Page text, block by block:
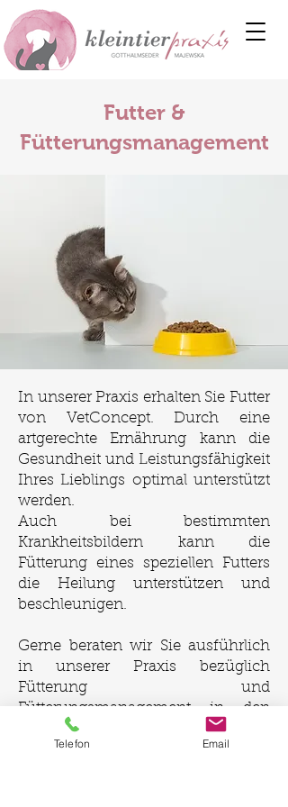
Futter &
Fütterungsmanagement
In unserer Praxis erhalten Sie Futter
von VetConcept. Durch eine
artgerechte Ernährung kann die
Gesundheit und Leistungsfähigkeit
Ihres Lieblings optimal unterstützt
werden.
Auch bei bestimmten
Krankheitsbildern kann die
Fütterung eines speziellen Futters
die Heilung unterstützen und
beschleunigen.
Gerne beraten wir Sie ausführlich
in unserer Praxis bezüglich
Fütterung und
Fütterungsmanagement in den
jeweiligen Lebensabschnitten Ihres
Lieblings.
Telefon Email